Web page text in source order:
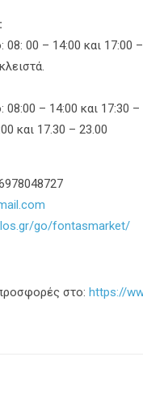
00 – 14:00 και 17:00
– 14:00 και 17:30 –
και 17.30 – 23.00
go/fontasmarket/
στο: https://